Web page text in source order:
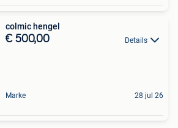
colmic hengel
€ 500,00 Details
Marke 28 jul 26